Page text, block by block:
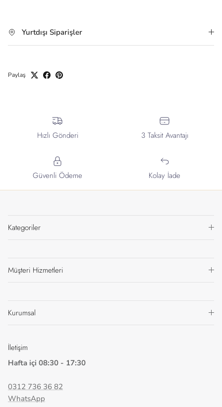
Yurtdışı Siparişler
Paylaş
Hızlı Gönderi 3 Taksit Avantajı
Güvenli Ödeme Kolay İade
Kategoriler
Müşteri Hizmetleri
Kurumsal
İletişim
Hafta içi 08:30 - 17:30
0312 736 36 82
WhatsApp